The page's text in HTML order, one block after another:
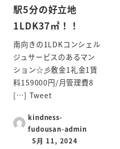
駅5分の好立地
1LDK37㎡！！
南向きの1LDKコンシェル
ジュサービスのあるマン
ション☆彡敷金1礼金1賃
料159000円/月管理費8
[…] Tweet
kindness-
fudousan-admin
5月 11, 2024